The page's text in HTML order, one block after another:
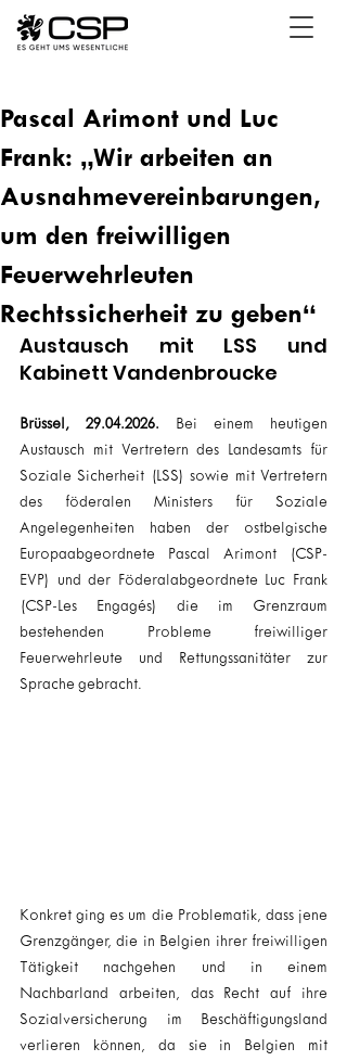
Pascal Arimont und Luc
Frank: „Wir arbeiten an
Ausnahmevereinbarungen,
um den freiwilligen
Feuerwehrleuten
Rechtssicherheit zu geben“
Austausch mit LSS und
Kabinett Vandenbroucke
Brüssel, 29.04.2026. Bei einem heutigen
Austausch mit Vertretern des Landesamts für
Soziale Sicherheit (LSS) sowie mit Vertretern
des föderalen Ministers für Soziale
Angelegenheiten haben der ostbelgische
Europaabgeordnete Pascal Arimont (CSP-
EVP) und der Föderalabgeordnete Luc Frank
(CSP-Les Engagés) die im Grenzraum
bestehenden Probleme freiwilliger
Feuerwehrleute und Rettungssanitäter zur
Sprache gebracht.
Konkret ging es um die Problematik, dass jene
Grenzgänger, die in Belgien ihrer freiwilligen
Tätigkeit nachgehen und in einem
Nachbarland arbeiten, das Recht auf ihre
Sozialversicherung im Beschäftigungsland
verlieren können, da sie in Belgien mit